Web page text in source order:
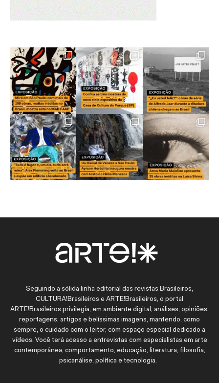
Seguindo a sólida linha editorial das revistas Brasileiros,
CULTURA!Brasileiros e ARTE!Brasileiros, o portal
ARTE!Brasileiros privilegia, em ambiente digital, análises, opiniões,
reportagens, artigos e belíssimas imagens, mantendo, como
sempre, o cuidado com o leitor, com espaço especial dedicado a
vídeos. Você terá acesso a entrevistas com especialistas em arte
contemporânea, comportamento, educação, literatura, filosofia,
psicanálise, política e tecnologia.